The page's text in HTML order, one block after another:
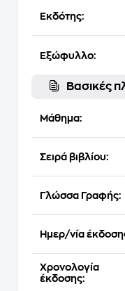
Εκδότης:
Εξώφυλλο:
Βασικές
Μάθημα:
Σειρά βιβλίου:
Γλώσσα Γραφής:
Ημερ/νία
Χρονολογία
έκδοσης: